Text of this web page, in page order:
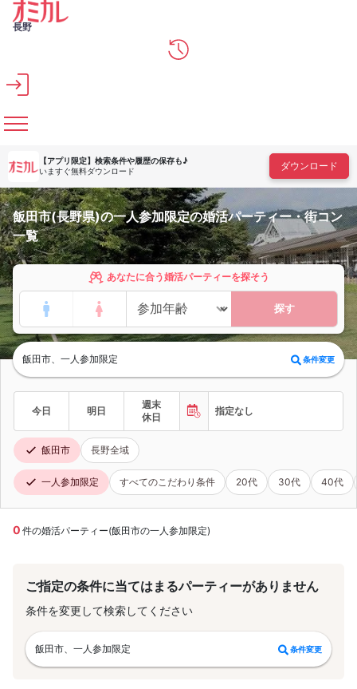
メインコンテンツへスキップ
長野
【アプリ限定】 検索条件や履歴の保存も♪
いますぐ無料ダウンロード
ダウンロード
飯田市(長野県)の一人参加限定の婚活パーティー・街コン
一覧
あなたに合う婚活パーティーを探そう
探す
飯田市、一人参加限定 条件変更
今日 明日
週末
休日
指定なし
飯田市 長野全域
一人参加限定 すべてのこだわり条件 20代 30代 40代
0 件の婚活パーティー(飯田市の一人参加限定)
ご指定の条件に当てはまるパーティーがありません
条件を変更して検索してください
飯田市、一人参加限定 条件変更